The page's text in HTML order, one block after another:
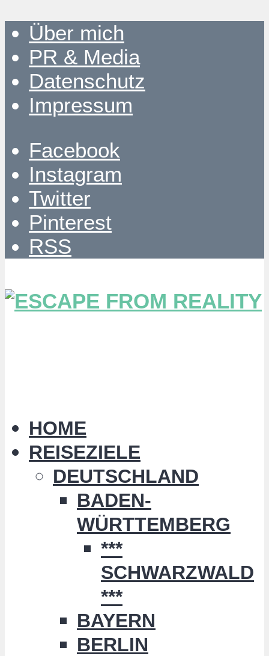
Über mich
PR & Media
Datenschutz
Impressum
Facebook
Instagram
Twitter
Pinterest
RSS
HOME
REISEZIELE
DEUTSCHLAND
BADEN-
WÜRTTEMBERG
***
SCHWARZWALD
***
BAYERN
BERLIN